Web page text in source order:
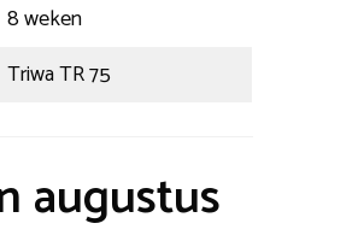
8 weken
Triwa TR 75
augustus